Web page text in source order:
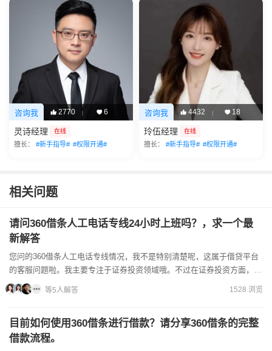
咨询我 2770 | 6
灵诗经理 在线
擅长： #新手指导# #权限开通#
咨询我 4432 | 18
玲伍经理 在线
擅长： #新手指导# #权限开通#
相关问题
请问360借条人工电话专线24小时上班吗？，求一个最
新解答
您问的360借条人工电话专线情况，我不是特别清楚呢，这属于借贷平台
的客服问题啦。我主要专注于证券投资领域哦。不过在证券投资方面，开
户选对证券公司很重要。我们国企券商能给您提供安全、专业...
等5人解答 1528 浏览
目前如何使用360借条进行借款？请分享360借条的完整
借款流程。